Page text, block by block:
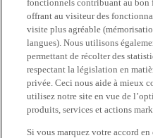
fonctionnels contribuant au bon
offrant au visiteur des
visite plus agréable
langues). Nous utilisons
permettant de récolter des
respectant la législation en
privée. Ceci nous aide à mieux
utilisez notre site en vue de
produits, services et actions
Si vous marquez votre accord